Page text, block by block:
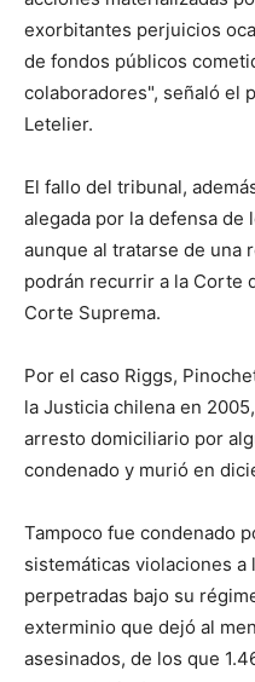
exorbitantes perjuicios
de fondos públicos
colaboradores", señaló el
Letelier.
El fallo del tribunal,
alegada por la defensa
aunque al tratarse de una
podrán recurrir a la Corte
Corte Suprema.
Por el caso Riggs,
la Justicia chilena en
arresto domiciliario por
condenado y murió en
Tampoco fue condenado
sistemáticas violaciones
perpetradas bajo su
exterminio que dejó al
asesinados, de los que